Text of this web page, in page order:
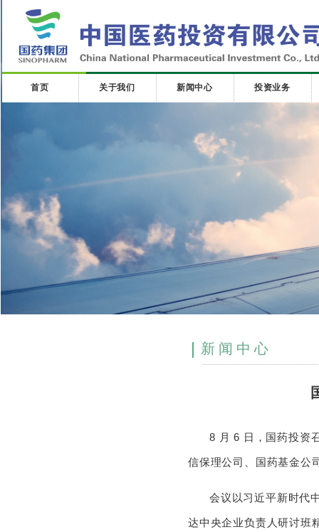
首页 关于我们 新闻中心 投资业务
新闻中心
8 月 6 日，国药投资
信保理公司、国药基金公
会议以习近平新时代
达中央企业负责人研讨班